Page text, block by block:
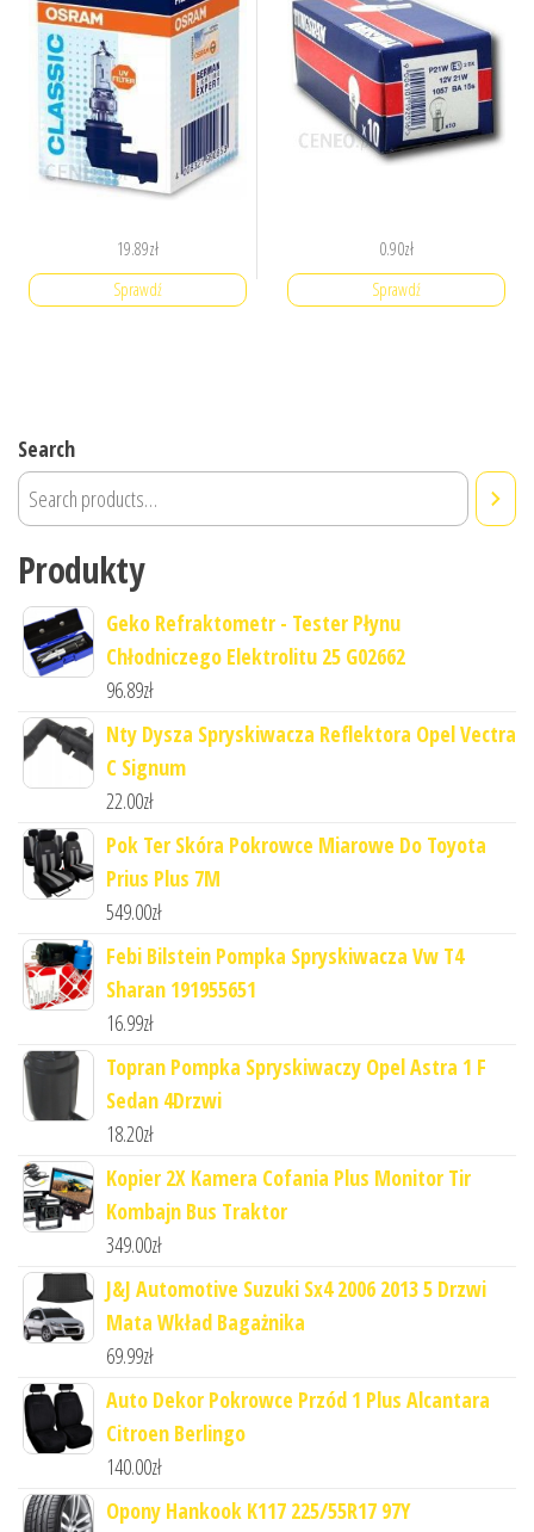
19.89zł
Sprawdź
0.90zł
Sprawdź
Search
Produkty
Geko Refraktometr - Tester Płynu
Chłodniczego Elektrolitu 25 G02662
96.89zł
Nty Dysza Spryskiwacza Reflektora Opel Vectra
C Signum
22.00zł
Pok Ter Skóra Pokrowce Miarowe Do Toyota
Prius Plus 7M
549.00zł
Febi Bilstein Pompka Spryskiwacza Vw T4
Sharan 191955651
16.99zł
Topran Pompka Spryskiwaczy Opel Astra 1 F
Sedan 4Drzwi
18.20zł
Kopier 2X Kamera Cofania Plus Monitor Tir
Kombajn Bus Traktor
349.00zł
J&J Automotive Suzuki Sx4 2006 2013 5 Drzwi
Mata Wkład Bagażnika
69.99zł
Auto Dekor Pokrowce Przód 1 Plus Alcantara
Citroen Berlingo
140.00zł
Opony Hankook K117 225/55R17 97Y